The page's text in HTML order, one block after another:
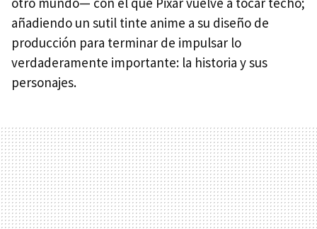
añadiendo un sutil tinte anime a su diseño de
producción para terminar de impulsar lo
verdaderamente importante: la historia y sus
personajes.